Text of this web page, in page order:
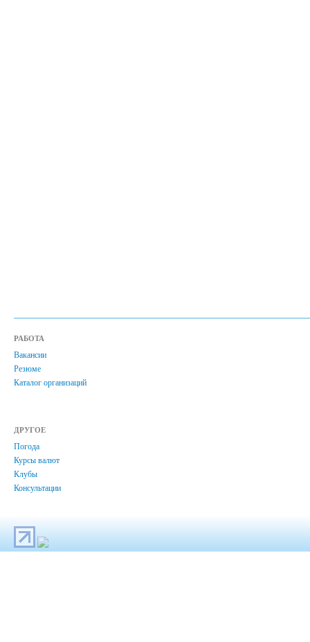
РАБОТА
Вакансии
Резюме
Каталог организаций
ДРУГОЕ
Погода
Курсы валют
Клубы
Консультации